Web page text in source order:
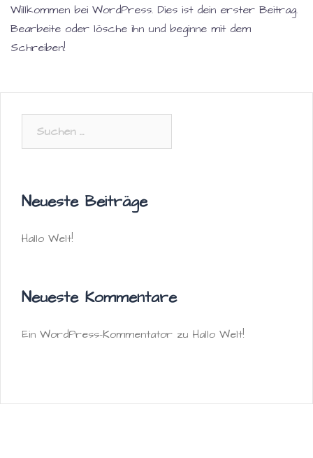
Willkommen bei WordPress. Dies ist dein erster Beitrag.
Bearbeite oder lösche ihn und beginne mit dem
Schreiben!
Neueste Beiträge
Hallo Welt!
Neueste Kommentare
Ein WordPress-Kommentator zu Hallo Welt!